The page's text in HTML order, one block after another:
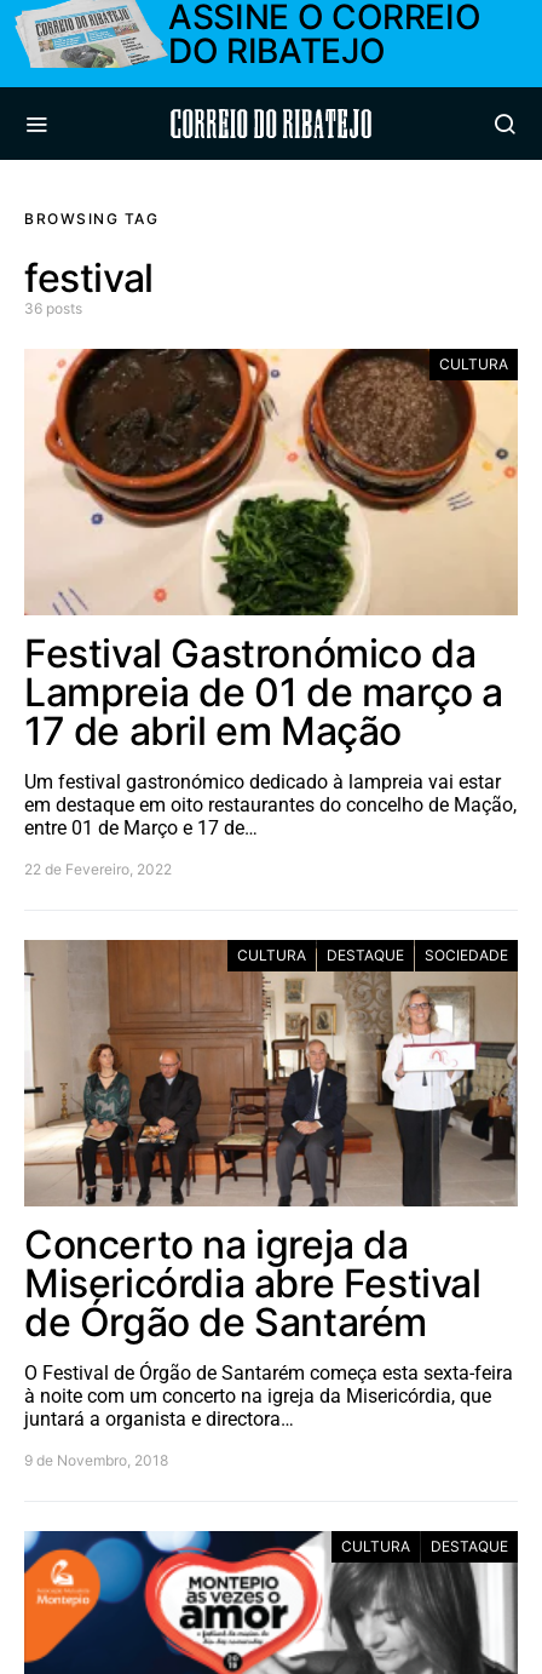
ASSINE O CORREIO
DO RIBATEJO
Correio do Ribatejo
BROWSING TAG
festival
36 posts
CULTURA
Festival Gastronómico da
Lampreia de 01 de março a
17 de abril em Mação
Um festival gastronómico dedicado à lampreia vai estar
em destaque em oito restaurantes do concelho de Mação,
entre 01 de Março e 17 de…
22 de Fevereiro, 2022
CULTURA DESTAQUE SOCIEDADE
Concerto na igreja da
Misericórdia abre Festival
de Órgão de Santarém
O Festival de Órgão de Santarém começa esta sexta-feira
à noite com um concerto na igreja da Misericórdia, que
juntará a organista e directora…
9 de Novembro, 2018
CULTURA DESTAQUE